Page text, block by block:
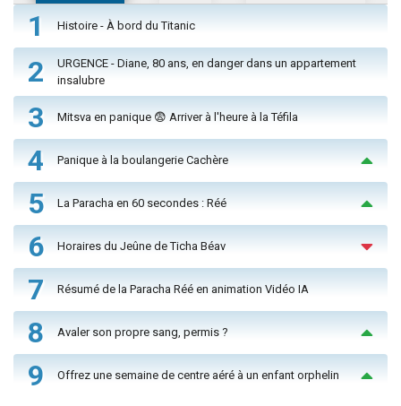
1 Histoire - À bord du Titanic
2
URGENCE - Diane, 80 ans, en danger dans un appartement
insalubre
3 Mitsva en panique 😨 Arriver à l'heure à la Téfila
4 Panique à la boulangerie Cachère
5 La Paracha en 60 secondes : Réé
6 Horaires du Jeûne de Ticha Béav
7 Résumé de la Paracha Réé en animation Vidéo IA
8 Avaler son propre sang, permis ?
9 Offrez une semaine de centre aéré à un enfant orphelin